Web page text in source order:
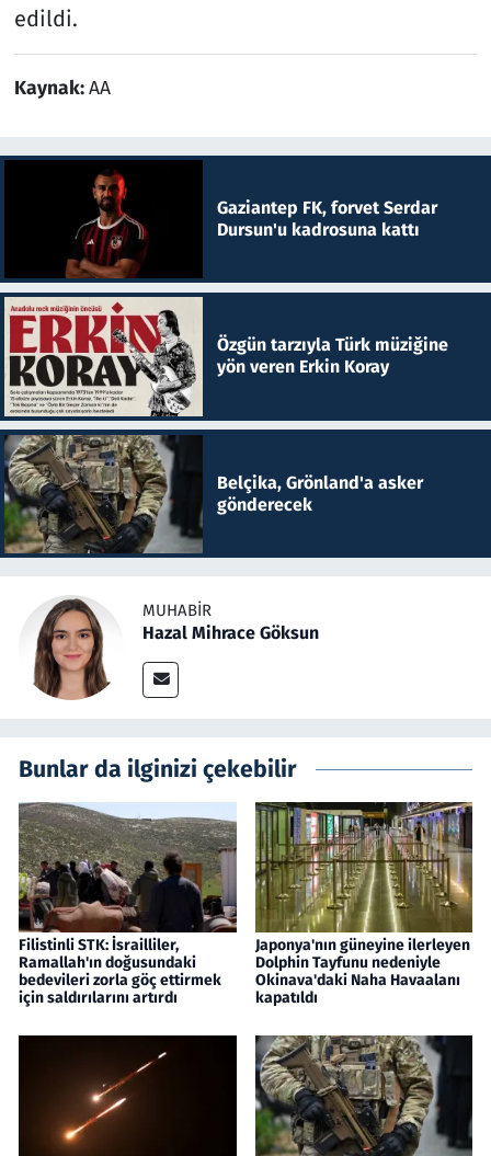
edildi.
Kaynak:AA
Gaziantep FK, forvet Serdar
Dursun'u kadrosuna kattı
Özgün tarzıyla Türk müziğine
yön veren Erkin Koray
Belçika, Grönland'a asker
gönderecek
MUHABIR
Hazal Mihrace Göksun
Bunlar da ilginizi çekebilir
Filistinli STK: İsrailliler,
Ramallah'ın doğusundaki
bedevileri zorla göç ettirmek
için saldırılarını artırdı
Japonya'nın güneyine ilerleyen
Dolphin Tayfunu nedeniyle
Okinava'daki Naha Havaalanı
kapatıldı